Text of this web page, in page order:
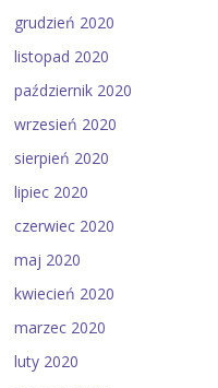
grudzień 2020
listopad 2020
październik 2020
wrzesień 2020
sierpień 2020
lipiec 2020
czerwiec 2020
maj 2020
kwiecień 2020
marzec 2020
luty 2020